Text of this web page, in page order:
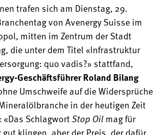
trafen sich am Dienstag, 29.
von Avenergy Suisse im
mitten im Zentrum der Stadt
die unter dem Titel «Infrastruktur
quo vadis?» stattfand,
GeschäftsführerRoland Bilang
Umschweife auf die Widersprüche
in der heutigen Zeit
SchlagwortStop Oilmag für
klingen, aber der Preis, der dafür